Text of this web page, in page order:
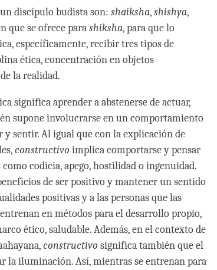
discípulo budista son: shaiksha,shishya,
que se ofrece parashiksha, para que lo
específicamente, recibir tres tipos de
ética, concentración en objetos
la realidad.
significa aprender a abstenerse de actuar,
supone involucrarse en un comportamiento
sentir. Al igual que con la explicación de
constructivo implica comportarse y pensar
codicia, apego, hostilidad o ingenuidad.
de ser positivo y mantener un sentido
positivas y a las personas que las
en métodos para el desarrollo propio,
ético, saludable. Además, en el contexto de
constructivo significa también que el
la iluminación. Así, mientras se entrenan para